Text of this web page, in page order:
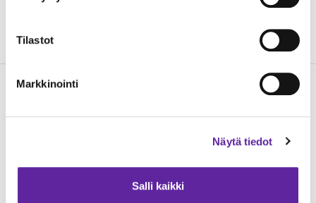
Tilastot
Markkinointi
Näytä tiedot
Salli kaikki
Lisätietoja: Jatke Oy, vastaava työnjohtaja Mikko
Lue seuraavaksi